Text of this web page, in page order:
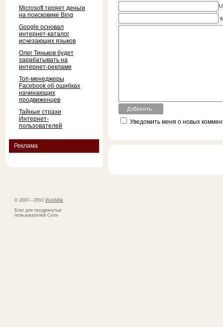
Microsoft теряет деньги
на поисковике Bing
Google основал
интернет-каталог
исчезающих языков
Олег Тиньков будет
зарабатывать на
интернет-рекламе
Топ-менеджеры
Facebook об ошибках
начинающих
продвиженцев
Тайные страхи
Интернет-
пользователей
Реклама
© 2007—2010 WebMilk
Блог для продвинутых
пользователей Сети
Уведомить меня о новых